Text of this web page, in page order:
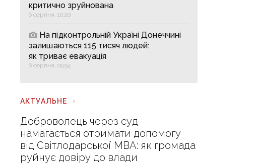
критично зруйнована
6 серпня, 10:20
На підконтрольній Україні Донеччині
залишаються 115 тисяч людей:
як триває евакуація
6 серпня, 09:54
АКТУАЛЬНЕ
Доброволець через суд
намагається отримати допомогу
від Світлодарської МВА: як громада
руйнує довіру до влади